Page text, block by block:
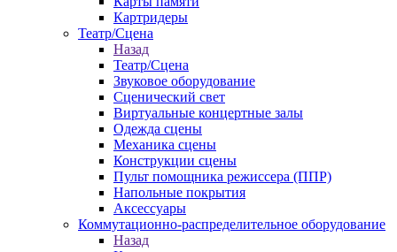
Картридеры
Театр/Сцена
Назад
Театр/Сцена
Звуковое оборудование
Сценический свет
Виртуальные концертные залы
Одежда сцены
Механика сцены
Конструкции сцены
Пульт помощника режиссера (ППР)
Напольные покрытия
Аксессуары
Коммутационно-распределительное оборудование
Назад